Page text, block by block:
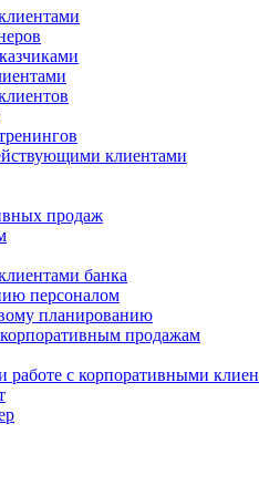
клиентами
продаж
банка
персоналом
планированию
продажам
работе с корпоративными